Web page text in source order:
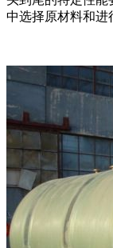
中选择原材料和进